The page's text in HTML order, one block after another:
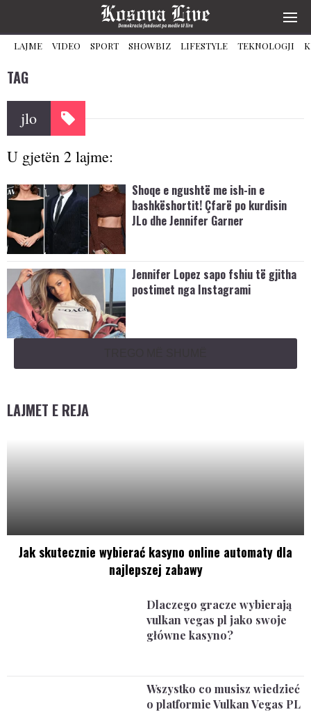
LAJME VIDEO SPORT SHOWBIZ LIFESTYLE TEKNOLOGJI
TAG
jlo
U gjetën 2 lajme:
Shoqe e ngushtë me ish-in e
bashkëshortit! Çfarë po kurdisin
JLo dhe Jennifer Garner
Jennifer Lopez sapo fshiu të gjitha
postimet nga Instagrami
LAJMET E REJA
Jak skutecznie wybierać kasyno online automaty dla
najlepszej zabawy
Dlaczego gracze wybierają
vulkan vegas pl jako swoje
główne kasyno?
Wszystko co musisz wiedzieć
o platformie Vulkan Vegas PL